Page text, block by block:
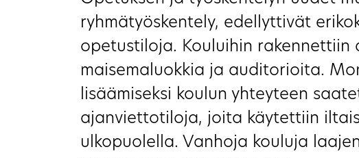
ryhmätyöskentely, edellyttivät
opetustiloja. Kouluihin rakennettiin
maisemaluokkia ja auditorioita.
lisäämiseksi koulun yhteyteen
ajanviettotiloja, joita käytettiin
ulkopuolella. Vanhoja kouluja